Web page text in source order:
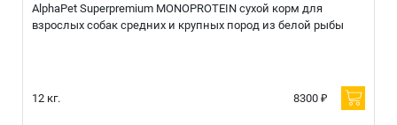
AlphaPet Superpremium MONOPROTEIN сухой корм для
взрослых собак средних и крупных пород из белой рыбы
12 кг. 8300 ₽